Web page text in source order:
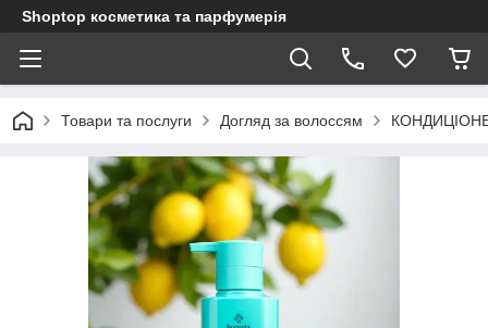
Shoptop косметика та парфумерія
Товари та послуги Догляд за волоссям